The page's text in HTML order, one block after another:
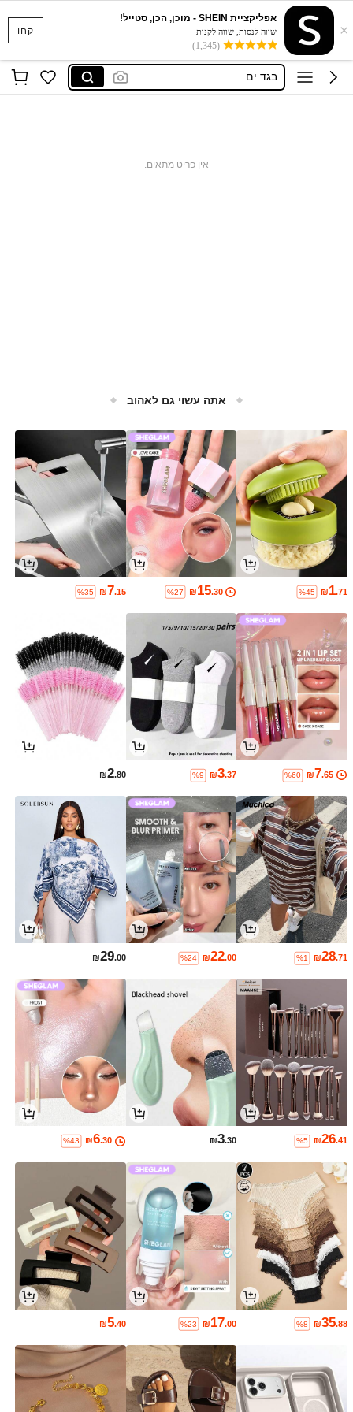
קחו ×
אפליקציית SHEIN - מוכן, הכן, סטייל!
שווה לנסות, שווה לקנות
(1,345)
סקוישים
anewsta שמלות
בגד ים
אין פריט מתאים.
אתה עשוי גם לאהוב
₪1.71
%45
₪15.30
%27
₪7.15
%35
₪7.65
%60
₪3.37
%9
₪2.80
₪28.71
%1
₪22.00
%24
₪29.00
₪26.41
%5
₪3.30
₪6.30
%43
₪35.88
%8
₪17.00
%23
₪5.40